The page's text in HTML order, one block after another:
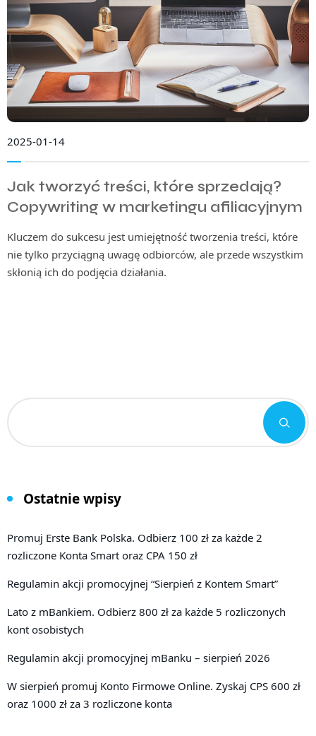
2025-01-14
Jak tworzyć treści, które sprzedają?
Copywriting w marketingu afiliacyjnym
Kluczem do sukcesu jest umiejętność tworzenia treści, które
nie tylko przyciągną uwagę odbiorców, ale przede wszystkim
skłonią ich do podjęcia działania.
Ostatnie wpisy
Promuj Erste Bank Polska. Odbierz 100 zł za każde 2
rozliczone Konta Smart oraz CPA 150 zł
Regulamin akcji promocyjnej “Sierpień z Kontem Smart”
Lato z mBankiem. Odbierz 800 zł za każde 5 rozliczonych
kont osobistych
Regulamin akcji promocyjnej mBanku – sierpień 2026
W sierpień promuj Konto Firmowe Online. Zyskaj CPS 600 zł
oraz 1000 zł za 3 rozliczone konta